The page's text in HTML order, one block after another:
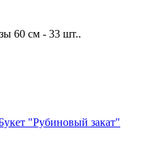
60 см - 33 шт..